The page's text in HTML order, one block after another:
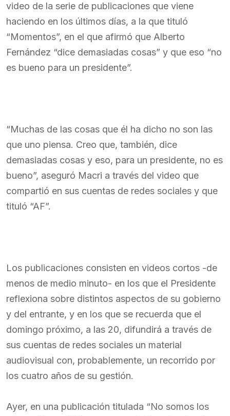
video de la serie de publicaciones que viene
haciendo en los últimos días, a la que tituló
“Momentos”, en el que afirmó que Alberto
Fernández “dice demasiadas cosas” y que eso “no
es bueno para un presidente”.
“Muchas de las cosas que él ha dicho no son las
que uno piensa. Creo que, también, dice
demasiadas cosas y eso, para un presidente, no es
bueno”, aseguró Macri a través del video que
compartió en sus cuentas de redes sociales y que
tituló “AF”.
Los publicaciones consisten en videos cortos -de
menos de medio minuto- en los que el Presidente
reflexiona sobre distintos aspectos de su gobierno
y del entrante, y en los que se recuerda que el
domingo próximo, a las 20, difundirá a través de
sus cuentas de redes sociales un material
audiovisual con, probablemente, un recorrido por
los cuatro años de su gestión.
Ayer, en una publicación titulada “No somos los